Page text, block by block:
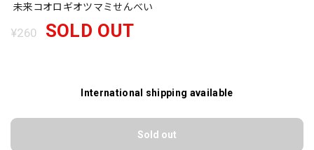
未来コオロギオツマミせんべい
¥260 SOLD OUT
International shipping available
Sold out